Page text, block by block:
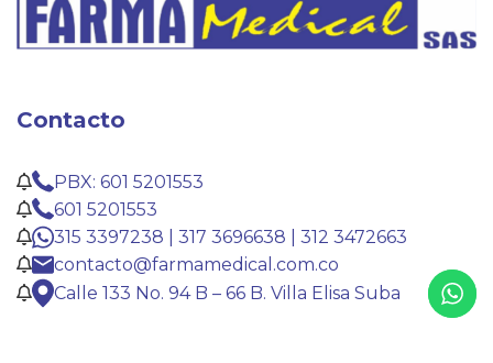
Contacto
PBX: 601 5201553
601 5201553
315 3397238 | 317 3696638 | 312 3472663
contacto@farmamedical.com.co
Calle 133 No. 94 B – 66 B. Villa Elisa Suba